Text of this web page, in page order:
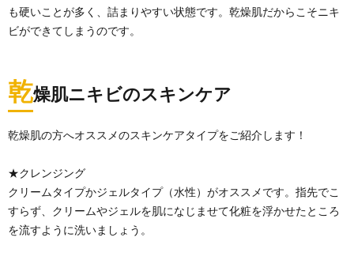
も硬いことが多く、詰まりやすい状態です。乾燥肌だからこそニキ
ビができてしまうのです。
乾燥肌ニキビのスキンケア
乾燥肌の方へオススメのスキンケアタイプをご紹介します！
★クレンジング
クリームタイプかジェルタイプ（水性）がオススメです。指先でこ
すらず、クリームやジェルを肌になじませて化粧を浮かせたところ
を流すように洗いましょう。